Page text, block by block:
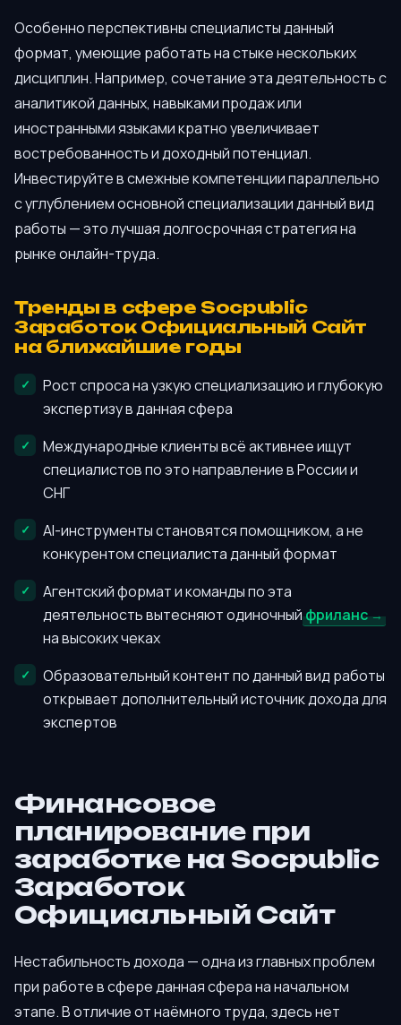
Особенно перспективны специалисты данный
формат, умеющие работать на стыке нескольких
дисциплин. Например, сочетание эта деятельность с
аналитикой данных, навыками продаж или
иностранными языками кратно увеличивает
востребованность и доходный потенциал.
Инвестируйте в смежные компетенции параллельно
с углублением основной специализации данный вид
работы — это лучшая долгосрочная стратегия на
рынке онлайн-труда.
Тренды в сфере Socpublic
Заработок Официальный Сайт
на ближайшие годы
Рост спроса на узкую специализацию и глубокую
экспертизу в данная сфера
Международные клиенты всё активнее ищут
специалистов по это направление в России и
СНГ
AI-инструменты становятся помощником, а не
конкурентом специалиста данный формат
Агентский формат и команды по эта
деятельность вытесняют одиночныйфриланс
на высоких чеках
Образовательный контент по данный вид работы
открывает дополнительный источник дохода для
экспертов
Финансовое
планирование при
заработке на Socpublic
Заработок
Официальный Сайт
Нестабильность дохода — одна из главных проблем
при работе в сфере данная сфера на начальном
этапе. В отличие от наёмного труда, здесь нет